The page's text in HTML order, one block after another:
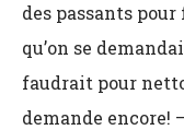
des passants
qu’on se
faudrait pour
demande encore!